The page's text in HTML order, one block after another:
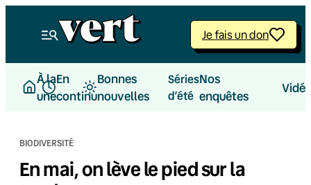
Je fais un don
À la
une
En
continu
Bonnes
nouvelles
Séries
d’été
Nos
enquêtes
BIODIVERSITÉ
En mai, on lève le pied sur la